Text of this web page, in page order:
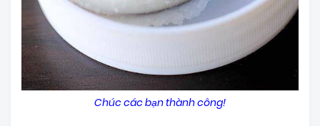
Chúc các bạn thành công!